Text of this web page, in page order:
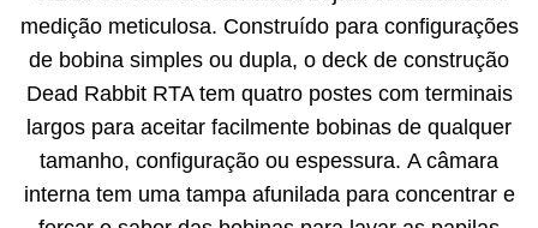
medição meticulosa. Construído para configurações
de bobina simples ou dupla, o deck de construção
Dead Rabbit RTA tem quatro postes com terminais
largos para aceitar facilmente bobinas de qualquer
tamanho, configuração ou espessura. A câmara
interna tem uma tampa afunilada para concentrar e